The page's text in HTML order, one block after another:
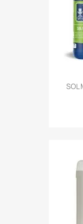
SOL